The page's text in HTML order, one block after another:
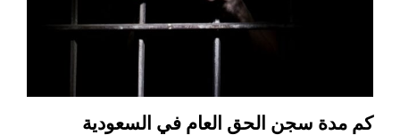
كم مدة سجن الحق العام في السعودية